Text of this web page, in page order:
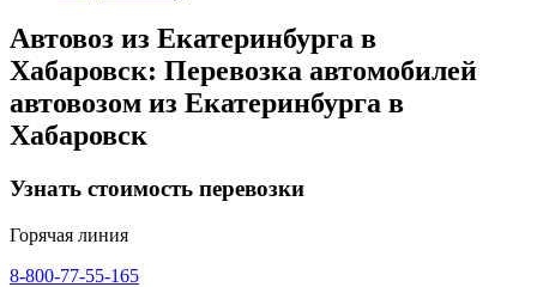
Автовоз из Екатеринбурга в
Хабаровск: Перевозка автомобилей
автовозом из Екатеринбурга в
Хабаровск
Узнать стоимость перевозки
Горячая линия
8-800-77-55-165